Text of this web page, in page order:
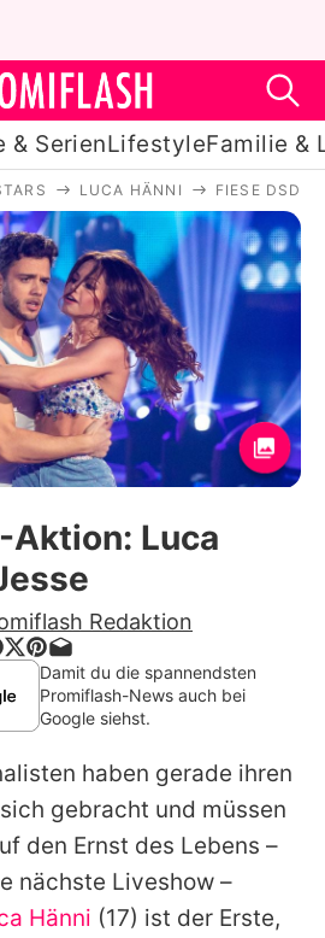
& SerienLifestyleFamilie &
Royals
Stars
& Serien
Lifestyle
& Liebe
Exklusiv
auf Promiflash
runterladen
Team
Richtlinien
Impressum
LUCA HÄNNI FIESE
Aktion: Luca
Redaktion
Damit du die spannendsten
Promiflash-News auch bei
Google siehst.
haben gerade ihren
gebracht und müssen
den Ernst des Lebens –
nächste Liveshow –
Hänni (17) ist der Erste,